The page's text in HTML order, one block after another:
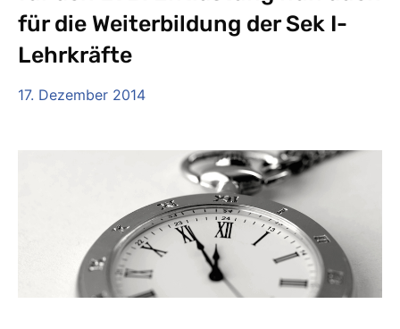
für die Weiterbildung der Sek I-
Lehrkräfte
17. Dezember 2014